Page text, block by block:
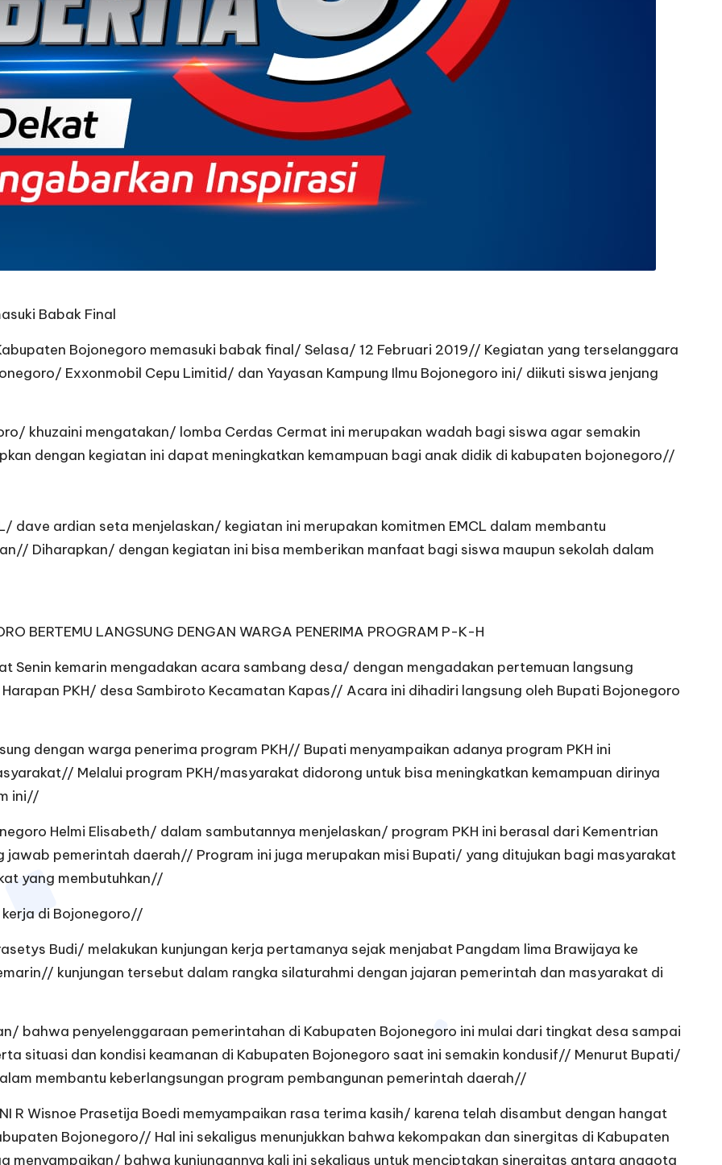
Babak Final
Bojonegoro memasuki babak final/ Selasa/ 12 Februari 2019// Kegiatan yang terselanggara
Exxonmobil Cepu Limitid/ dan Yayasan Kampung Ilmu Bojonegoro ini/ diikuti siswa jenjang
khuzaini mengatakan/ lomba Cerdas Cermat ini merupakan wadah bagi siswa agar semakin
dengan kegiatan ini dapat meningkatkan kemampuan bagi anak didik di kabupaten bojonegoro//
dave ardian seta menjelaskan/ kegiatan ini merupakan komitmen EMCL dalam membantu
Diharapkan/ dengan kegiatan ini bisa memberikan manfaat bagi siswa maupun sekolah dalam
BERTEMU LANGSUNG DENGAN WARGA PENERIMA PROGRAM P-K-H
Senin kemarin mengadakan acara sambang desa/ dengan mengadakan pertemuan langsung
PKH/ desa Sambiroto Kecamatan Kapas// Acara ini dihadiri langsung oleh Bupati Bojonegoro
dengan warga penerima program PKH// Bupati menyampaikan adanya program PKH ini
Melalui program PKH/masyarakat didorong untuk bisa meningkatkan kemampuan dirinya
ini//
Helmi Elisabeth/ dalam sambutannya menjelaskan/ program PKH ini berasal dari Kementrian
pemerintah daerah// Program ini juga merupakan misi Bupati/ yang ditujukan bagi masyarakat
yang membutuhkan//
di Bojonegoro//
Budi/ melakukan kunjungan kerja pertamanya sejak menjabat Pangdam lima Brawijaya ke
kunjungan tersebut dalam rangka silaturahmi dengan jajaran pemerintah dan masyarakat di
bahwa penyelenggaraan pemerintahan di Kabupaten Bojonegoro ini mulai dari tingkat desa sampai
situasi dan kondisi keamanan di Kabupaten Bojonegoro saat ini semakin kondusif// Menurut Bupati/
membantu keberlangsungan program pembangunan pemerintah daerah//
R Wisnoe Prasetija Boedi memyampaikan rasa terima kasih/ karena telah disambut dengan hangat
Bojonegoro// Hal ini sekaligus menunjukkan bahwa kekompakan dan sinergitas di Kabupaten
bahwa kunjungannya kali ini sekaligus untuk menciptakan sinergitas antara anggota